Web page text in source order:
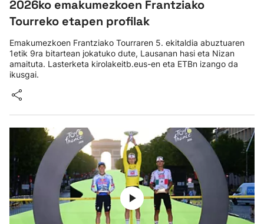
2026ko emakumezkoen Frantziako
Tourreko etapen profilak
Emakumezkoen Frantziako Tourraren 5. ekitaldia abuztuaren
1etik 9ra bitartean jokatuko dute, Lausanan hasi eta Nizan
amaituta. Lasterketa kirolakeitb.eus-en eta ETBn izango da
ikusgai.